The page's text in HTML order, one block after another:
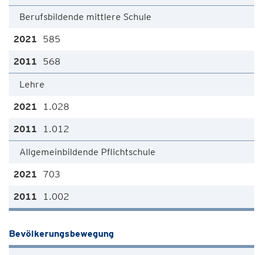
Berufsbildende mittlere Schule
585
568
Lehre
1.028
1.012
Allgemeinbildende Pflichtschule
703
1.002
Bevölkerungsbewegung